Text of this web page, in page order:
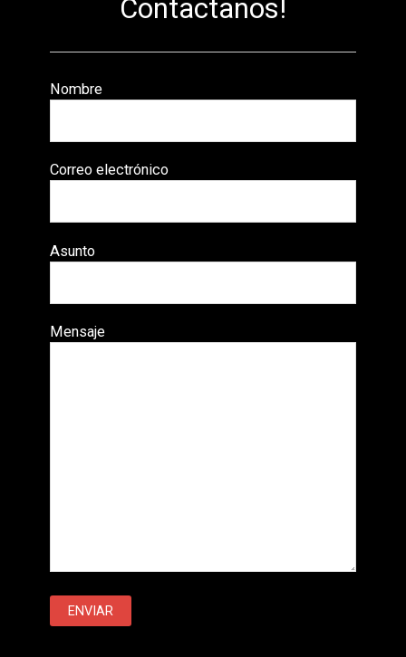
Contactanos!
Nombre
Correo electrónico
Asunto
Mensaje